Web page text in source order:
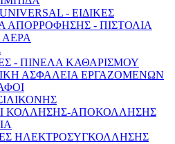
- ΕΙΔΙΚΕΣ
ΑΠΟΡΡΟΦΗΣΗΣ - ΠΙΣΤΟΛΙΑ
- ΠΙΝΕΛΑ ΚΑΘΑΡΙΣΜΟΥ
ΑΣΦΑΛΕΙΑ ΕΡΓΑΖΟΜΕΝΩΝ
ΚΟΛΛΗΣΗΣ-ΑΠΟΚΟΛΛΗΣΗΣ
ΗΛΕΚΤΡΟΣΥΓΚΟΛΛΗΣΗΣ